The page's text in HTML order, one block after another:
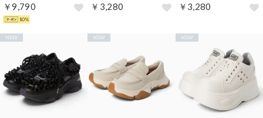
￥9,790
10%
￥3,280 ￥3,280
NEW NEW NEW